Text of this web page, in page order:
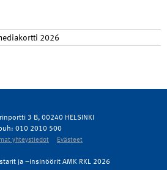
2026
3 B, 00240 HELSINKI
010 2010 500
yhteystiedot Evästeet
ja –insinöörit AMK RKL 2026